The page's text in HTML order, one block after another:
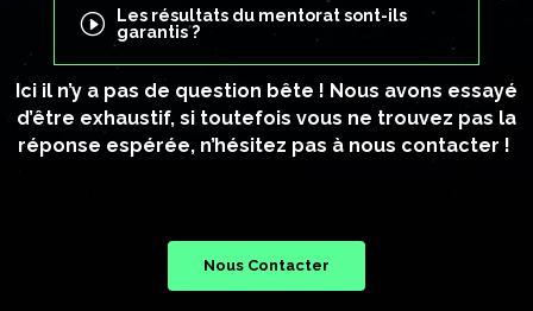
I
Les résultats du mentorat sont-ils
garantis ?
Ici il n’y a pas de question bête ! Nous avons essayé
d’être exhaustif, si toutefois vous ne trouvez pas la
réponse espérée, n’hésitez pas à nous contacter !
Nous Contacter